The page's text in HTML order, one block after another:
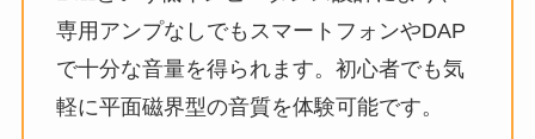
専用アンプなしでもスマートフォンやDAP
で十分な音量を得られます。初心者でも気
軽に平面磁界型の音質を体験可能です。